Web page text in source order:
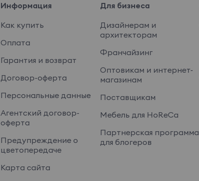
Информация
Как купить
Оплата
Гарантия и возврат
Договор-оферта
Персональные данные
Агентский договор-
оферта
Предупреждение о
цветопередаче
Карта сайта
Для бизнеса
Дизайнерам и
архитекторам
Франчайзинг
Оптовикам и интернет-
магазинам
Поставщикам
Мебель для HoReCa
Партнерская программа
для блогеров